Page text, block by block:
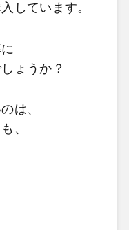
しています。
ょうか？
は、
、